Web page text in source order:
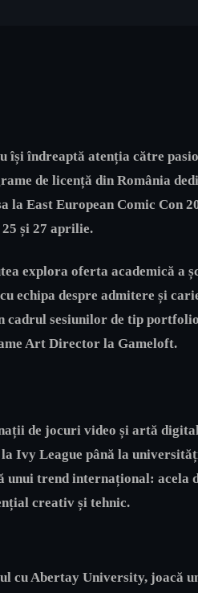
îndreaptă atenția către
de licență din România
la East European Comic Con
și 27 aprilie.​
explora oferta academică a
echipa despre admitere și
cadrul sesiunilor de tip
Art Director la Gameloft.
de jocuri video și artă
la Ivy League până la
unui trend internațional: acela
creativ și tehnic.
cuAbertay University, joacă